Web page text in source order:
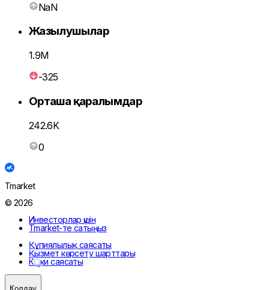
NaN
Жазылушылар
1.9M
-325
Орташа қаралымдар
242.6K
0
Tmarket
© 2026
Инвесторлар үшін
Tmarket-те сатыңыз
Құпиялылық саясаты
Қызмет көрсету шарттары
Кुки саясаты